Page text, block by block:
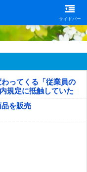
サイドバー
わってくる「従業員の
規定に抵触していた
品を販売